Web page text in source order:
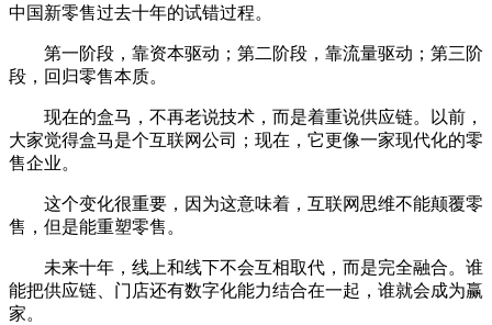
中国新零售过去十年的试错过程。
第一阶段，靠资本驱动；第二阶段，靠流量驱动；第三阶
段，回归零售本质。
现在的盒马，不再老说技术，而是着重说供应链。以前，
大家觉得盒马是个互联网公司；现在，它更像一家现代化的零
售企业。
这个变化很重要，因为这意味着，互联网思维不能颠覆零
售，但是能重塑零售。
未来十年，线上和线下不会互相取代，而是完全融合。谁
能把供应链、门店还有数字化能力结合在一起，谁就会成为赢
家。